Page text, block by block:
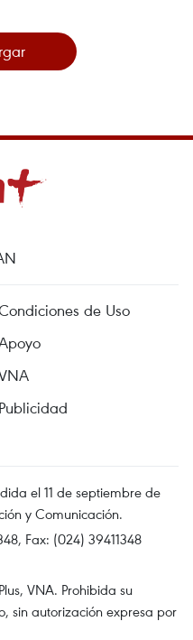
de Uso
Publicidad
el 11 de septiembre de
y Comunicación.
Fax: (024) 39411348
VNA. Prohibida su
sin autorización expresa por